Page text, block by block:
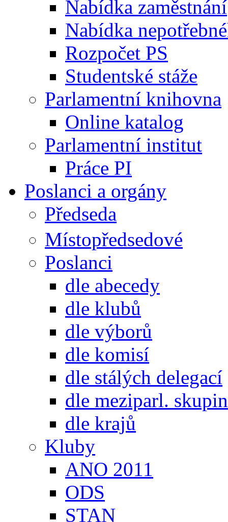
Nabídka zaměstnání
Nabídka
Rozpočet PS
Studentské stáže
Parlamentní knihovna
Online katalog
Parlamentní institut
Práce PI
Poslanci a orgány
Předseda
Místopředsedové
Poslanci
dle abecedy
dle klubů
dle výborů
dle komisí
dle stálých delegací
dle meziparl. skupin
dle krajů
Kluby
ANO 2011
ODS
STAN